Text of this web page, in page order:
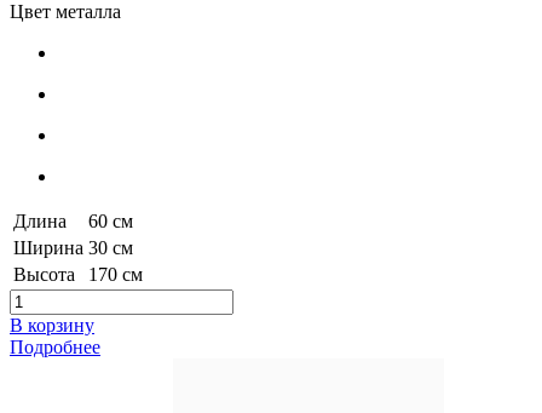
Цвет металла
Длина
60 см
Ширина 30 см
Высота
170 см
В корзину
Подробнее